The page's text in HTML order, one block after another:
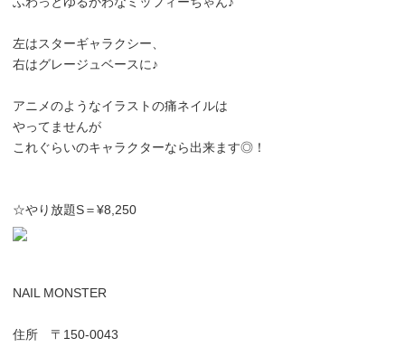
左はスターギャラクシー、
右はグレージュベースに♪
アニメのようなイラストの痛ネイルは
やってませんが
これぐらいのキャラクターなら出来ます◎！
☆やり放題S＝¥8,250
NAIL MONSTER
住所 〒150-0043